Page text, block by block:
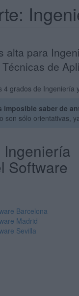
alta para
de
4 grados de
imposible saber de
son sólo orientativas,
Software
Barcelona
Madrid
Sevilla